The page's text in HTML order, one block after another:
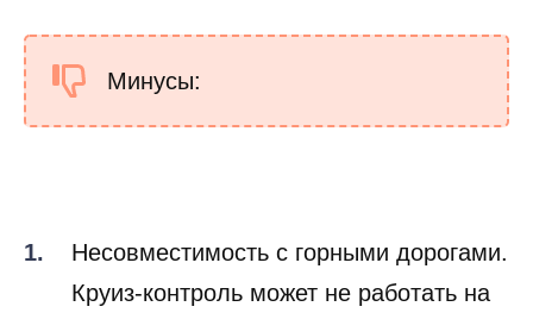
Минусы:
Несовместимость с горными дорогами.
Круиз-контроль может не работать на